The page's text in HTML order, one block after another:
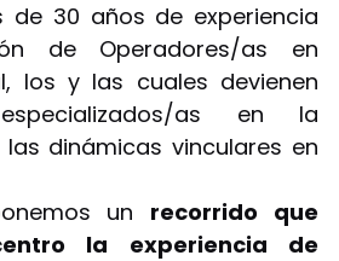
de 30 años de experiencia
de Operadores/as en
los y las cuales devienen
as en la
dinámicas vinculares en
un recorrido que
la experiencia de